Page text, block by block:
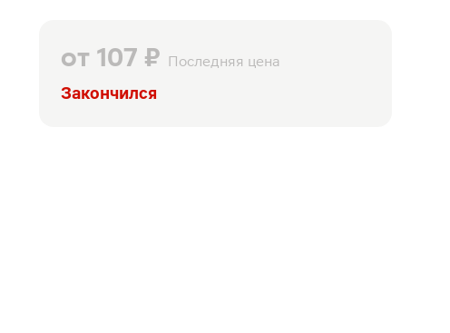
от 107 ₽ Последняя цена
Закончился